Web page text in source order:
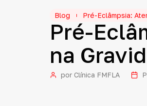
Blog Pré-Eclâmpsia:
Pré-
na
por Clínica FMFLA